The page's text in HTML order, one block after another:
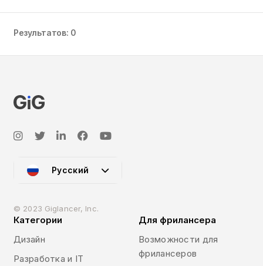
Результатов: 0
Русский
© 2023 Giglancer, Inc.
Категории
Дизайн
Разработка и IT
Для фрилансера
Возможности для
фрилансеров